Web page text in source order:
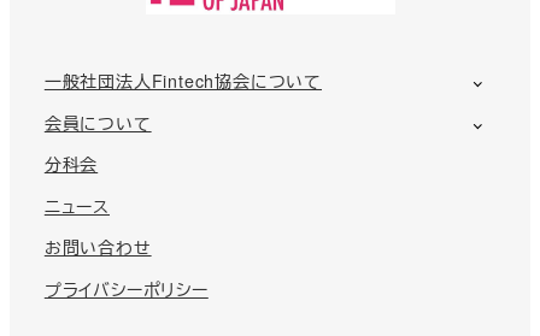
一般社団法人Fintech協会について
会員について
分科会
ニュース
お問い合わせ
プライバシーポリシー